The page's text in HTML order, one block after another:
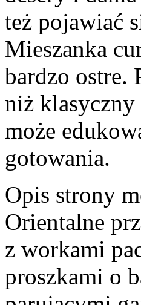
też pojawiać
Mieszanka
bardzo ostre.
niż klasyczny
może
gotowania.
Opis strony
Orientalne
z workami
proszkami o